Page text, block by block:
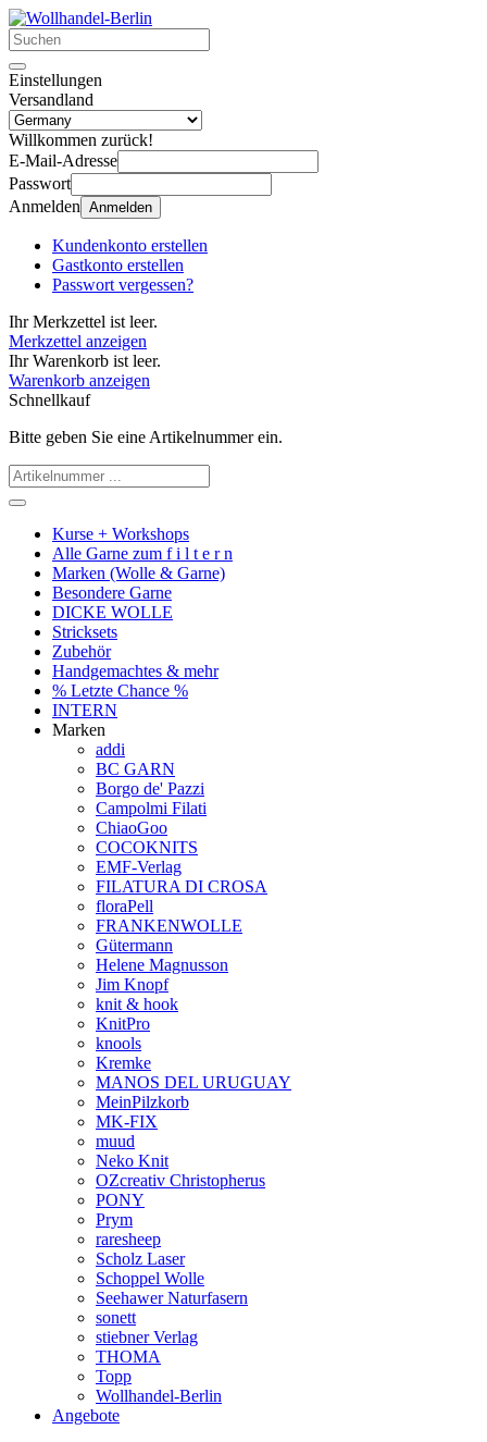
Einstellungen
Versandland
Willkommen zurück!
E-Mail-Adresse
Passwort
Anmelden Anmelden
Kundenkonto erstellen
Gastkonto erstellen
Passwort vergessen?
Ihr Merkzettel ist leer.
Merkzettel anzeigen
Ihr Warenkorb ist leer.
Warenkorb anzeigen
Schnellkauf
Bitte geben Sie eine Artikelnummer ein.
Kurse + Workshops
Alle Garne zum f i l t e r n
Marken (Wolle & Garne)
Besondere Garne
DICKE WOLLE
Stricksets
Zubehör
Handgemachtes & mehr
% Letzte Chance %
INTERN
Marken
addi
BC GARN
Borgo de' Pazzi
Campolmi Filati
ChiaoGoo
COCOKNITS
EMF-Verlag
FILATURA DI CROSA
floraPell
FRANKENWOLLE
Gütermann
Helene Magnusson
Jim Knopf
knit & hook
KnitPro
knools
Kremke
MANOS DEL URUGUAY
MeinPilzkorb
MK-FIX
muud
Neko Knit
OZcreativ Christopherus
PONY
Prym
raresheep
Scholz Laser
Schoppel Wolle
Seehawer Naturfasern
sonett
stiebner Verlag
THOMA
Topp
Wollhandel-Berlin
Angebote